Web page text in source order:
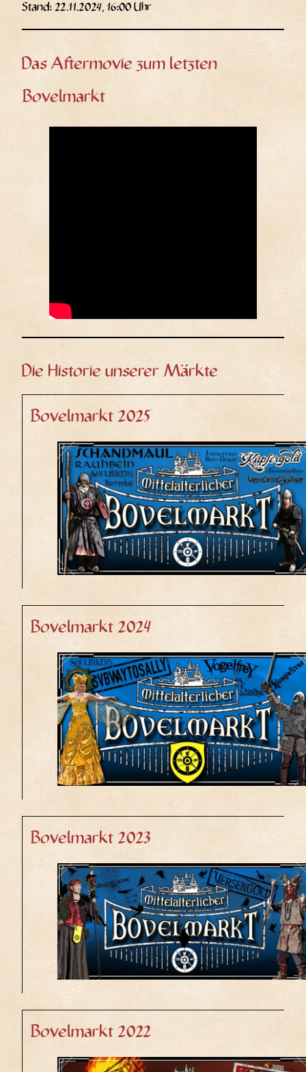
Stand: 22.11.2024, 16:00 Uhr
Das Aftermovie zum letzten
Bovelmarkt
Die Historie unserer Märkte
Bovelmarkt 2025
Bovelmarkt 2024
Bovelmarkt 2023
Bovelmarkt 2022